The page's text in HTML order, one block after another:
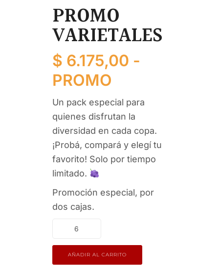
DOWNLOAD CATALOG
PROMO
VARIETALES
$ 6.175,00 -
PROMO
Un pack especial para
quienes disfrutan la
diversidad en cada copa.
¡Probá, compará y elegítu
favorito! Solo por tiempo
limitado.
Promoción especial, por
dos cajas.
AÑADIR AL CARRITO